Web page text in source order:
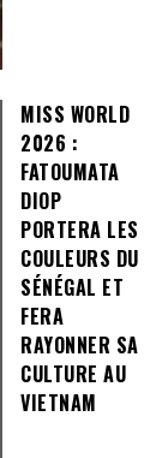
MISS WORLD
2026 :
FATOUMATA
DIOP
PORTERA LES
COULEURS DU
SÉNÉGAL ET
FERA
RAYONNER SA
CULTURE AU
VIETNAM